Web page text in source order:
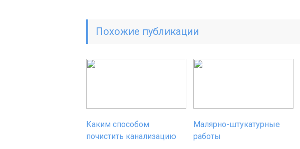
Похожие публикации
Каким способом
почистить канализацию
Малярно-штукатурные
работы